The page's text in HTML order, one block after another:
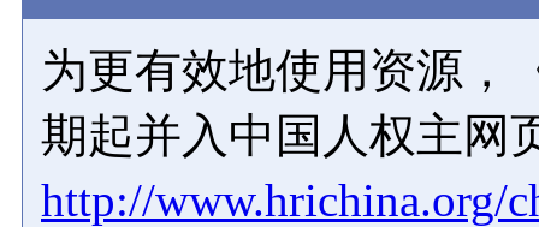
为更有效地使用资源，
期起并入中国人权主网
http://www.hrichina.org/